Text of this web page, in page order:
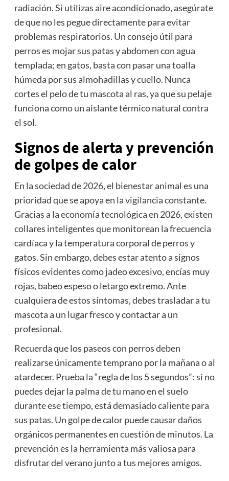
radiación. Si utilizas aire acondicionado, asegúrate
de que no les pegue directamente para evitar
problemas respiratorios. Un consejo útil para
perros es mojar sus patas y abdomen con agua
templada; en gatos, basta con pasar una toalla
húmeda por sus almohadillas y cuello. Nunca
cortes el pelo de tu mascota al ras, ya que su pelaje
funciona como un aislante térmico natural contra
el sol.
Signos de alerta y prevención
de golpes de calor
En lasociedad de 2026, el bienestar animal es una
prioridad que se apoya en la vigilancia constante.
Gracias a laeconomía tecnológica en 2026, existen
collares inteligentes que monitorean la frecuencia
cardíaca y la temperatura corporal de perros y
gatos. Sin embargo, debes estar atento a signos
físicos evidentes como jadeo excesivo, encías muy
rojas, babeo espeso o letargo extremo. Ante
cualquiera de estos síntomas, debes trasladar a tu
mascota a un lugar fresco y contactar a un
profesional.
Recuerda que los paseos con perros deben
realizarse únicamente temprano por la mañana o al
atardecer. Prueba la “regla de los 5 segundos”: si no
puedes dejar la palma de tu mano en el suelo
durante ese tiempo, está demasiado caliente para
sus patas. Un golpe de calor puede causar daños
orgánicos permanentes en cuestión de minutos. La
prevención es la herramienta más valiosa para
disfrutar del verano junto a tus mejores amigos.